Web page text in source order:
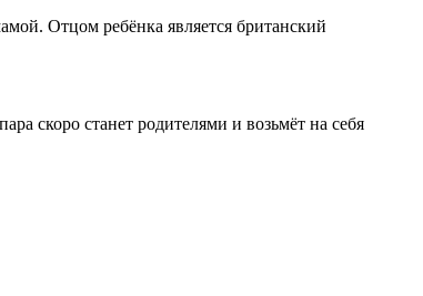
Отцом ребёнка является британский
скоро станет родителями и возьмёт на себя